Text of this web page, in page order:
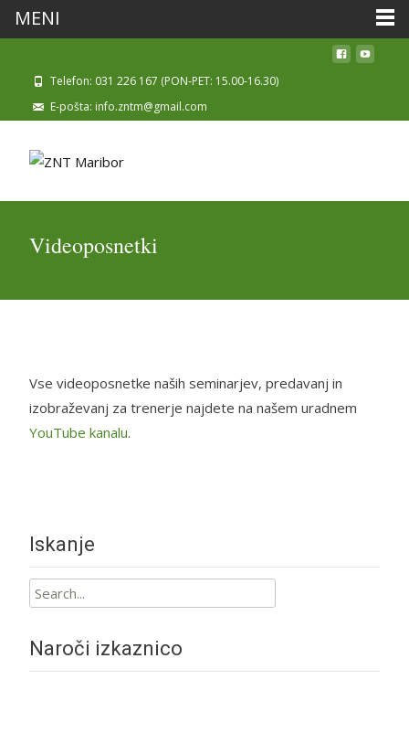
Skip to
Telefon: 031 226 167 (PON-PET: 15.00-16.30)
E-pošta: info.zntm@gmail.com
Videoposnetki
Vse videoposnetke naših seminarjev, predavanj in
izobraževanj za trenerje najdete na našem uradnem
YouTube kanalu.
Iskanje
Search
Naroči izkaznico
MENI